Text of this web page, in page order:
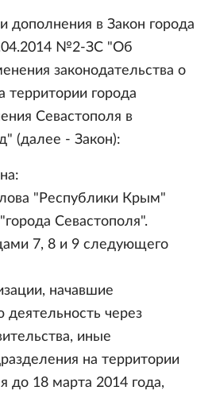
дополнения в Закон города
№2-ЗС "Об
законодательства о
территории города
Севастополя в
(далее - Закон):
"Республики Крым"
Севастополя".
7, 8 и 9 следующего
начавшие
деятельность через
иные
на территории
до 18 марта 2014 года,